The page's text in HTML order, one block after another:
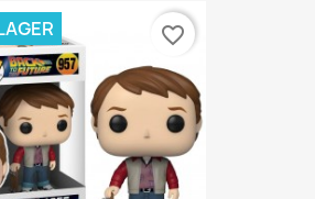
favorite_border